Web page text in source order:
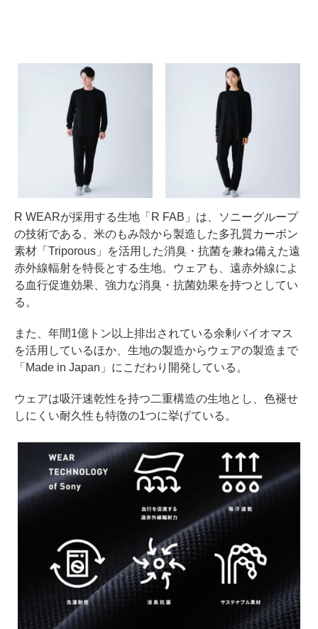
R WEARが採用する生地「R FAB」は、ソニーグループ
の技術である、米のもみ殻から製造した多孔質カーボン
素材「Triporous」を活用した消臭・抗菌を兼ね備えた遠
赤外線輻射を特長とする生地。ウェアも、遠赤外線によ
る血行促進効果、強力な消臭・抗菌効果を持つとしてい
る。
また、年間1億トン以上排出されている余剰バイオマス
を活用しているほか、生地の製造からウェアの製造まで
「Made in Japan」にこだわり開発している。
ウェアは吸汗速乾性を持つ二重構造の生地とし、色褪せ
しにくい耐久性も特徴の1つに挙げている。